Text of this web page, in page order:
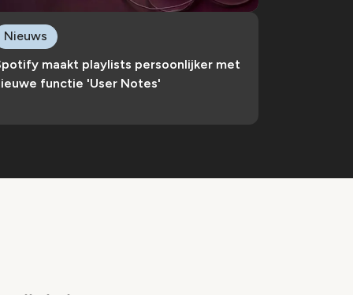
maakt playlists persoonlijker met
functie 'User Notes'
Nieuws